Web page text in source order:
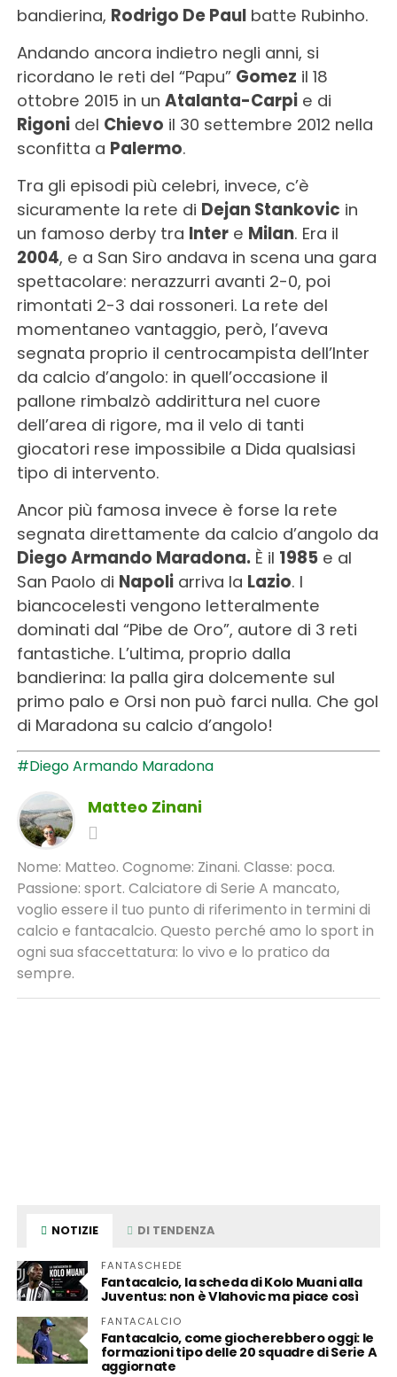
bandierina, Rodrigo De Paulbatte Rubinho.
Andando ancora indietro negli anni, si
ricordano le reti del “Papu” Gomez il 18
ottobre 2015 in un Atalanta-Carpie di
Rigonidel Chievo il 30 settembre 2012 nella
sconfitta a Palermo.
Tra gli episodi più celebri, invece, c’è
sicuramente la rete di Dejan Stankovic in
un famoso derby tra Intere Milan. Era il
2004, e a San Siro andava in scena una gara
spettacolare: nerazzurri avanti 2-0, poi
rimontati 2-3 dai rossoneri. La rete del
momentaneo vantaggio, però, l’aveva
segnata proprio il centrocampista dell’Inter
da calcio d’angolo: in quell’occasione il
pallone rimbalzò addirittura nel cuore
dell’area di rigore, ma il velo di tanti
giocatori rese impossibile a Dida qualsiasi
tipo di intervento.
Ancor più famosa invece è forse la rete
segnata direttamente da calcio d’angolo da
Diego Armando Maradona. È il 1985e al
San Paolo di Napoliarriva la Lazio. I
biancocelesti vengono letteralmente
dominati dal “Pibe de Oro”, autore di 3 reti
fantastiche. L’ultima, proprio dalla
bandierina: la palla gira dolcemente sul
primo palo e Orsi non può farci nulla. Che gol
di Maradona su calcio d’angolo!
#Diego Armando Maradona
Matteo Zinani
Nome: Matteo. Cognome: Zinani. Classe: poca.
Passione: sport. Calciatore di Serie A mancato,
voglio essere il tuo punto di riferimento in termini di
calcio e fantacalcio. Questo perché amo lo sport in
ogni sua sfaccettatura: lo vivo e lo pratico da
sempre.
NOTIZIE DI TENDENZA
FANTASCHEDE
Fantacalcio, la scheda di Kolo Muani alla
Juventus: non è Vlahovic ma piace così
FANTACALCIO
Fantacalcio, come giocherebbero oggi: le
formazioni tipo delle 20 squadre di Serie A
aggiornate